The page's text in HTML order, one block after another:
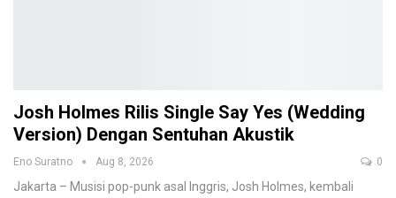
Josh Holmes Rilis Single Say Yes (Wedding
Version) Dengan Sentuhan Akustik
Eno Suratno Aug 8, 2026 0
Jakarta – Musisi pop-punk asal Inggris, Josh Holmes, kembali